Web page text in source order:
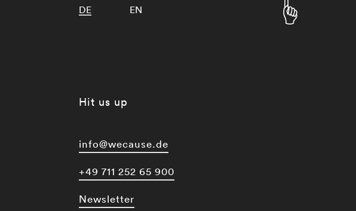
DE EN
Hit us up
info@wecause.de
+49 711 252 65 900
Newsletter